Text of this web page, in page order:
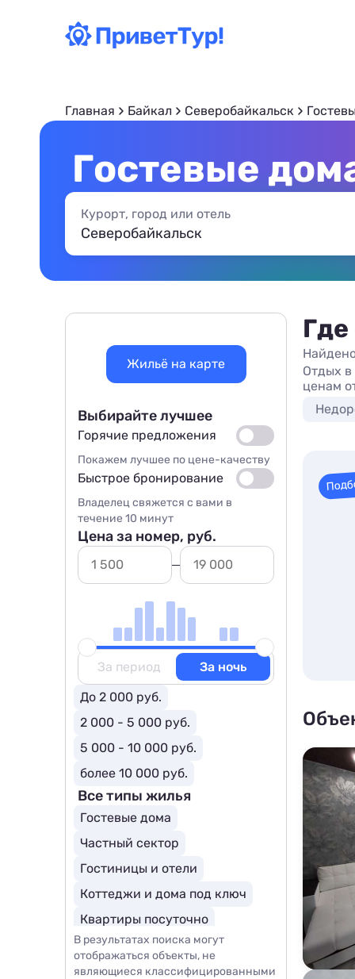
Главная Байкал Северобайкальск
Гостевые
Курорт, город или отель
Отдых в
ценам
Жильё на карте
Выбирайте лучшее
Горячие предложения
Покажем лучшее по цене-качеству
Быстрое бронирование
Владелец свяжется с вами в
течение 10 минут
Цена за номер, руб.
За период
За ночь
До 2 000 руб.
2 000 - 5 000 руб.
5 000 - 10 000 руб.
более 10 000 руб.
Все типы жилья
Гостевые дома
Частный сектор
Гостиницы и отели
Коттеджи и дома под ключ
Квартиры посуточно
Апартаменты
Мини-отели
Апарт отели
В результатах поиска могут
отображаться объекты, не
являющиеся классифицированными